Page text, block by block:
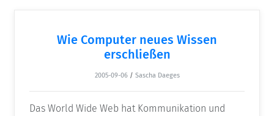
Wie Computer neues Wissen
erschließen
2005-09-06 / Sascha Daeges
Das World Wide Web hat Kommunikation und